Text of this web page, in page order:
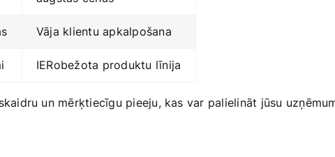
Vāja klientu apkalpošana
IERobežota produktu līnija
un mērķtiecīgu pieeju, kas var palielināt jūsu